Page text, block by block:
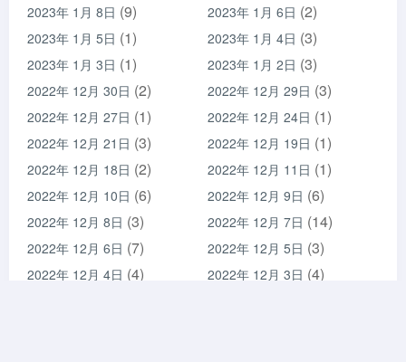
2023年 1月 8日 (9) 2023年 1月 6日 (2)
2023年 1月 5日 (1) 2023年 1月 4日 (3)
2023年 1月 3日 (1) 2023年 1月 2日 (3)
2022年 12月 30日 (2) 2022年 12月 29日 (3)
2022年 12月 27日 (1) 2022年 12月 24日 (1)
2022年 12月 21日 (3) 2022年 12月 19日 (1)
2022年 12月 18日 (2) 2022年 12月 11日 (1)
2022年 12月 10日 (6) 2022年 12月 9日 (6)
2022年 12月 8日 (3) 2022年 12月 7日 (14)
2022年 12月 6日 (7) 2022年 12月 5日 (3)
2022年 12月 4日 (4) 2022年 12月 3日 (4)